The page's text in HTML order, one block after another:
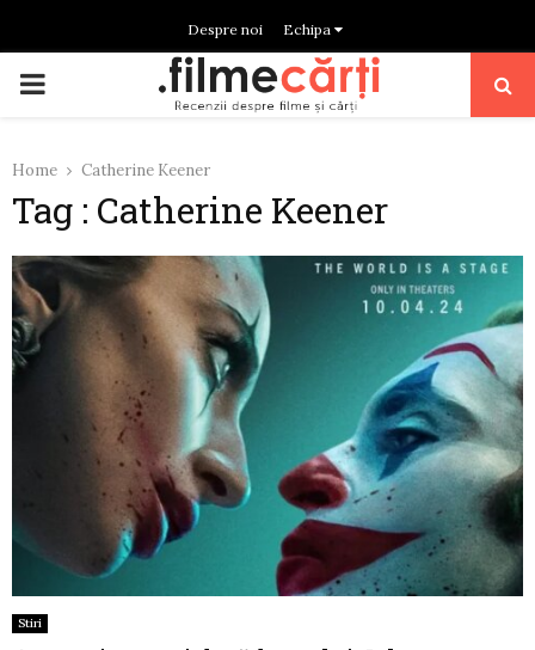
Despre noi Echipa
PRIMARY
Home Catherine Keener
Tag : Catherine Keener
Stiri